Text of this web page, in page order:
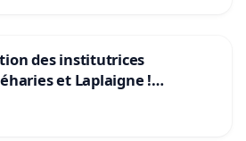
des institutrices
et Laplaigne !
de nos enfants.